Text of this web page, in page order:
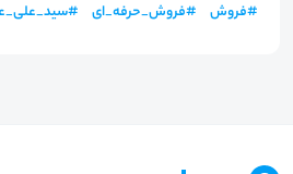
#فروش #فروش_حرفه_ای #